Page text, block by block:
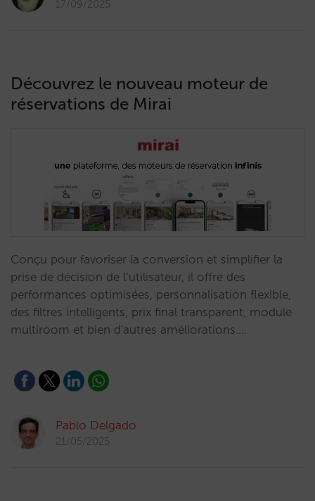
17/09/2025
Découvrez le nouveau moteur de
réservations de Mirai
Conçu pour favoriser la conversion et simplifier la
prise de décision de l’utilisateur, il offre des
performances optimisées, personnalisation flexible,
des filtres intelligents, prix final transparent, module
multiroom et bien d'autres améliorations.…
Pablo Delgado
21/05/2025